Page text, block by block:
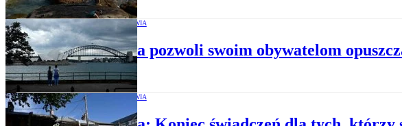
OCHRONA ZDROWIA
Australia pozwoli swoim obywatelom
OCHRONA ZDROWIA